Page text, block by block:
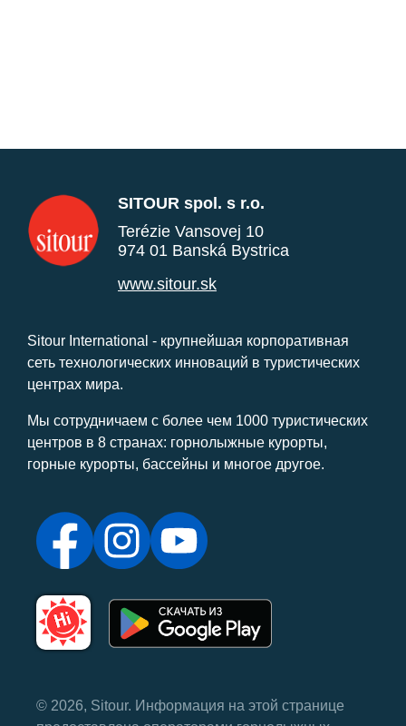
SITOUR spol. s r.o.
Terézie Vansovej 10
974 01 Banská Bystrica
www.sitour.sk
Sitour International - крупнейшая корпоративная
сеть технологических инноваций в туристических
центрах мира.
Мы сотрудничаем с более чем 1000 туристических
центров в 8 странах: горнолыжные курорты,
горные курорты, бассейны и многое другое.
© 2026, Sitour. Информация на этой странице